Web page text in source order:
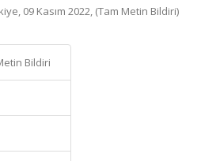
09 Kasım 2022, (Tam Metin Bildiri)
Bildiri